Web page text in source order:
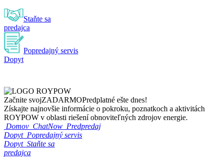
Staňte sa
predajca
Popredajný servis
Dopyt
Začnite svojZADARMOPredplatné ešte dnes!
Získajte najnovšie informácie o pokroku, poznatkoch a aktivitách
ROYPOW v oblasti riešení obnoviteľných zdrojov energie.
Domov ChatNow Predpredaj
Dopyt Popredajný servis
Dopyt Staňte sa
predajca